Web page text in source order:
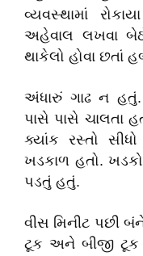
વ્યવસ્થામાં
અહેવાલ લખવા
થાકેલો હોવા છતાં
અંધારું ગાઢ ન હતું.
પાસે પાસે ચાલતા
ક્યાંક રસ્તો
ખડકાળ હતો.
પડતું હતું.
વીસ મિનીટ પછી
ટૂક અને બીજી